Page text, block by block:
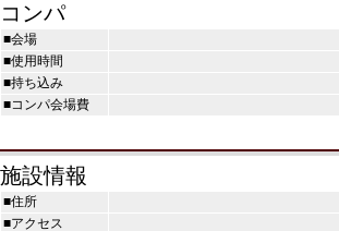
コンパ
■会場
■使用時間
■持ち込み
■コンパ会場費
施設情報
■住所
■アクセス